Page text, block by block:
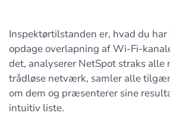
Inspektørtilstanden er, hvad du
opdage overlapning af Wi-Fi-
det, analyserer NetSpot straks
trådløse netværk, samler alle
om dem og præsenterer sine
intuitiv liste.